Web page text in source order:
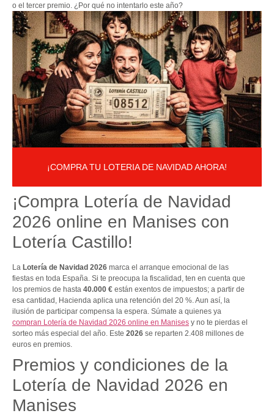
o el tercer premio. ¿Por qué no intentarlo este año?
¡COMPRA TU LOTERIA DE NAVIDAD AHORA!
¡Compra Lotería de Navidad
2026 online en Manises con
Lotería Castillo!
La Lotería de Navidad 2026 marca el arranque emocional de las
fiestas en toda España. Si te preocupa la fiscalidad, ten en cuenta que
los premios de hasta 40.000 € están exentos de impuestos; a partir de
esa cantidad, Hacienda aplica una retención del 20 %. Aun así, la
ilusión de participar compensa la espera. Súmate a quienes ya
compran Lotería de Navidad 2026 online en Manises y no te pierdas el
sorteo más especial del año. Este 2026 se reparten 2.408 millones de
euros en premios.
Premios y condiciones de la
Lotería de Navidad 2026 en
Manises